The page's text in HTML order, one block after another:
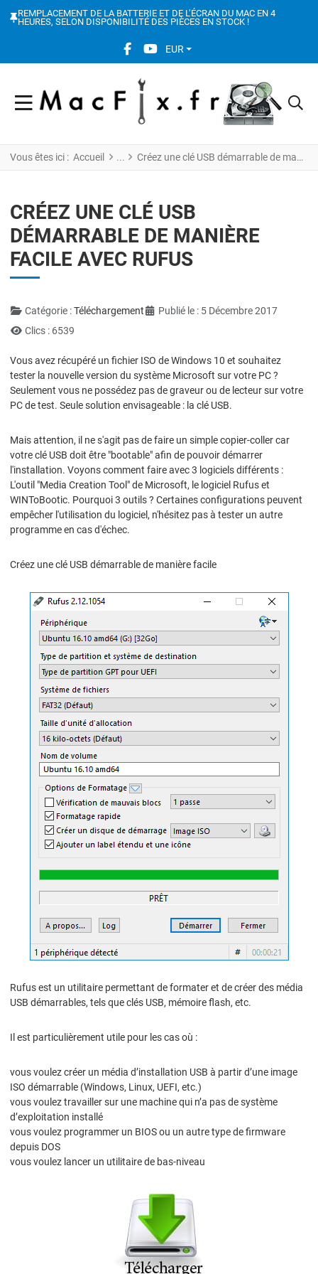
REMPLACEMENT DE LA BATTERIE ET DE L’ÉCRAN DU MAC EN 4
HEURES, SELON DISPONIBILITÉ DES PIÈCES EN STOCK !
FACEBOOK SOCIAL LINK
YOUTUBE SOCIAL LINK
EUR
Vous êtes ici : Accueil Créez une clé USB démarrable de manière facile avec Rufus
CRÉEZ UNE CLÉ USB
DÉMARRABLE DE MANIÈRE
FACILE AVEC RUFUS
DétailsCatégorie :Téléchargement
Publié le : 5 Décembre 2017
Clics : 6539
Vous avez récupéré un fichier ISO de Windows 10 et souhaitez
tester la nouvelle version du système Microsoft sur votre PC ?
Seulement vous ne possédez pas de graveur ou de lecteur sur votre
PC de test. Seule solution envisageable : la clé USB.
Mais attention, il ne s'agit pas de faire un simple copier-coller car
votre clé USB doit être "bootable" afin de pouvoir démarrer
l'installation. Voyons comment faire avec 3 logiciels différents :
L'outil "Media Creation Tool" de Microsoft, le logiciel Rufus et
WINToBootic. Pourquoi 3 outils ? Certaines configurations peuvent
empêcher l'utilisation du logiciel, n'hésitez pas à tester un autre
programme en cas d'échec.
Créez une clé USB démarrable de manière facile
Rufus est un utilitaire permettant de formater et de créer des média
USB démarrables, tels que clés USB, mémoire flash, etc.
Il est particulièrement utile pour les cas où :
vous voulez créer un média d’installation USB à partir d’une image
ISO démarrable (Windows, Linux, UEFI, etc.)
vous voulez travailler sur une machine qui n’a pas de système
d’exploitation installé
vous voulez programmer un BIOS ou un autre type de firmware
depuis DOS
vous voulez lancer un utilitaire de bas-niveau